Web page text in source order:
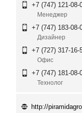
+7 (747) 121-08-
Менеджер
+7 (747) 183-08-
Дизайнер
+7 (727) 317-16-
Офис
+7 (747) 181-08-
Технолог
http://